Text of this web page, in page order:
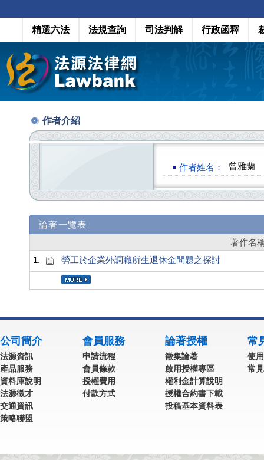
精選六法 法規查詢 司法判解 行政函釋
作者介紹
作者姓名： 曾雅蘭
論著一覽表
著作名
1.
勞工於企業外調職所生退休金問題之探討
公司簡介
法源資訊
產品服務
資料庫說明
法源徵才
交通資訊
策略聯盟
會員服務
申請流程
會員條款
授權費用
付款方式
論著授權
徵集論著
啟用授權專區
權利金計算說明
授權合約書下載
投稿基本資料表
常
使
常